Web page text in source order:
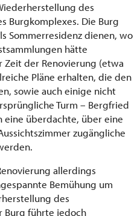
des
Burgkomplexes. Die Burg
Sommerresidenz dienen, wo
hätte
Zeit der Renovierung (etwa
Pläne erhalten, die den
sowie auch einige nicht
Turm – Bergfried
eine überdachte, über eine
zugängliche
allerdings
Bemühung um
des
Burg führte jedoch